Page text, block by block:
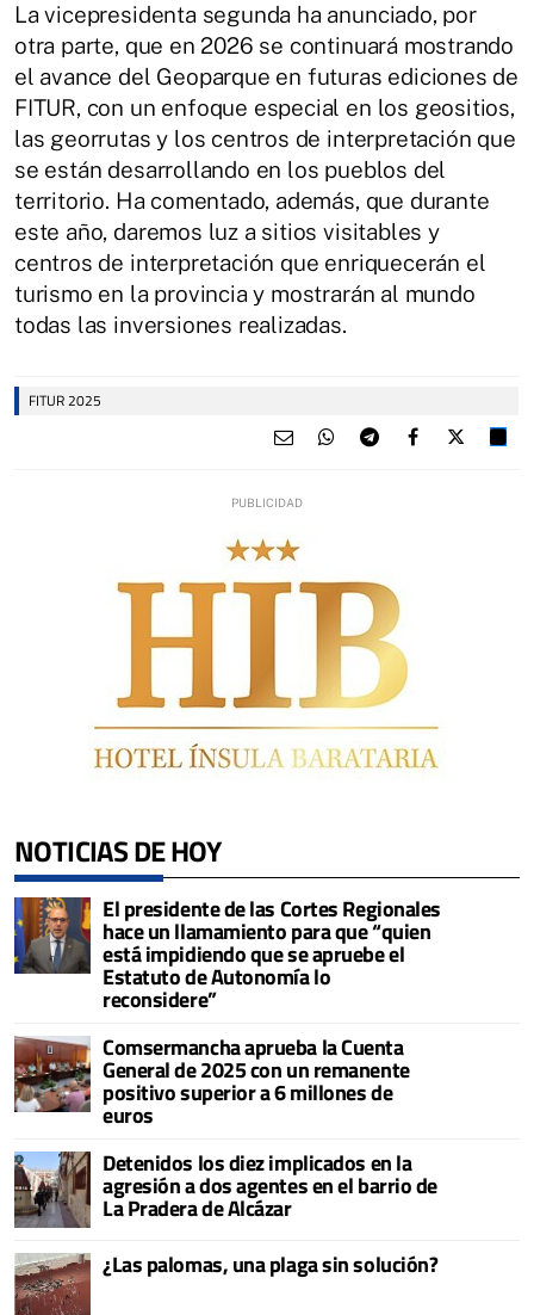
La vicepresidenta segunda ha anunciado, por
otra parte, que en 2026 se continuará mostrando
el avance del Geoparque en futuras ediciones de
FITUR, con un enfoque especial en los geositios,
las georrutas y los centros de interpretación que
se están desarrollando en los pueblos del
territorio. Ha comentado, además, que durante
este año, daremos luz a sitios visitables y
centros de interpretación que enriquecerán el
turismo en la provincia y mostrarán al mundo
todas las inversiones realizadas.
FITUR 2025
NOTICIAS DE HOY
El presidente de las Cortes Regionales
hace un llamamiento para que “quien
está impidiendo que se apruebe el
Estatuto de Autonomía lo
reconsidere”
Comsermancha aprueba la Cuenta
General de 2025 con un remanente
positivo superior a 6 millones de
euros
Detenidos los diez implicados en la
agresión a dos agentes en el barrio de
La Pradera de Alcázar
¿Las palomas, una plaga sin solución?